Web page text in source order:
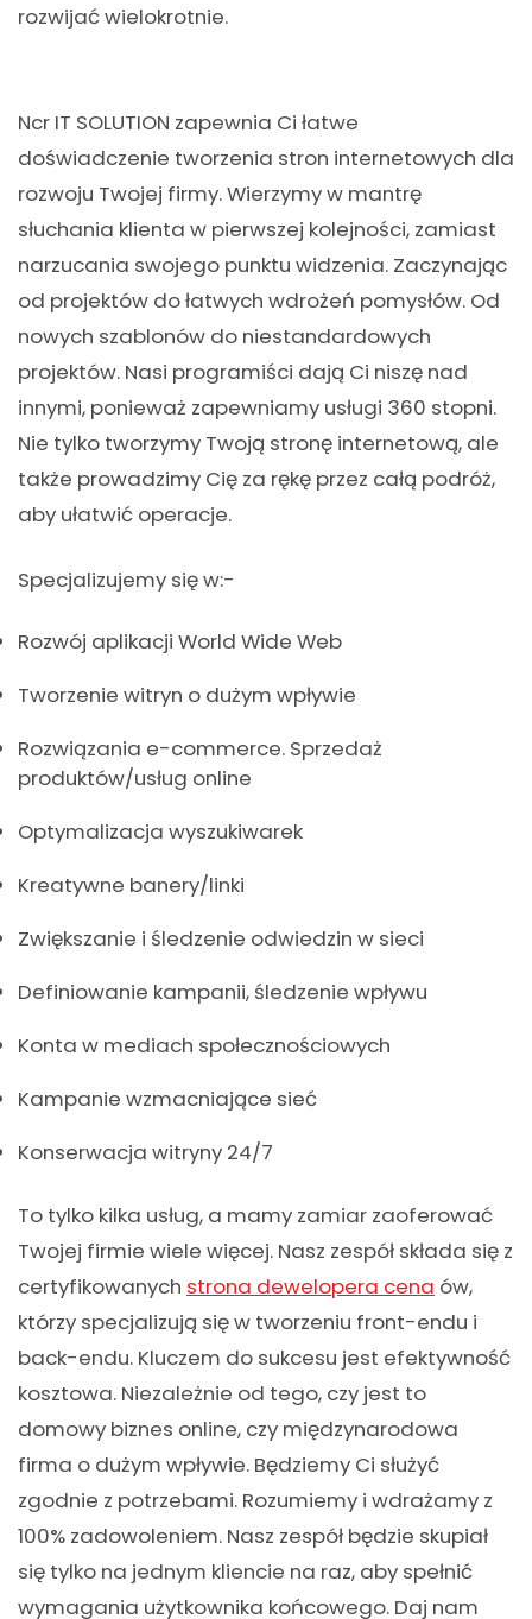
rozwijać wielokrotnie.
Ncr IT SOLUTION zapewnia Ci łatwe
doświadczenie tworzenia stron internetowych dla
rozwoju Twojej firmy. Wierzymy w mantrę
słuchania klienta w pierwszej kolejności, zamiast
narzucania swojego punktu widzenia. Zaczynając
od projektów do łatwych wdrożeń pomysłów. Od
nowych szablonów do niestandardowych
projektów. Nasi programiści dają Ci niszę nad
innymi, ponieważ zapewniamy usługi 360 stopni.
Nie tylko tworzymy Twoją stronę internetową, ale
także prowadzimy Cię za rękę przez całą podróż,
aby ułatwić operacje.
Specjalizujemy się w:-
Rozwój aplikacji World Wide Web
Tworzenie witryn o dużym wpływie
Rozwiązania e-commerce. Sprzedaż
produktów/usług online
Optymalizacja wyszukiwarek
Kreatywne banery/linki
Zwiększanie i śledzenie odwiedzin w sieci
Definiowanie kampanii, śledzenie wpływu
Konta w mediach społecznościowych
Kampanie wzmacniające sieć
Konserwacja witryny 24/7
To tylko kilka usług, a mamy zamiar zaoferować
Twojej firmie wiele więcej. Nasz zespół składa się z
certyfikowanych strona dewelopera cena ów,
którzy specjalizują się w tworzeniu front-endu i
back-endu. Kluczem do sukcesu jest efektywność
kosztowa. Niezależnie od tego, czy jest to
domowy biznes online, czy międzynarodowa
firma o dużym wpływie. Będziemy Ci służyć
zgodnie z potrzebami. Rozumiemy i wdrażamy z
100% zadowoleniem. Nasz zespół będzie skupiał
się tylko na jednym kliencie na raz, aby spełnić
wymagania użytkownika końcowego. Daj nam